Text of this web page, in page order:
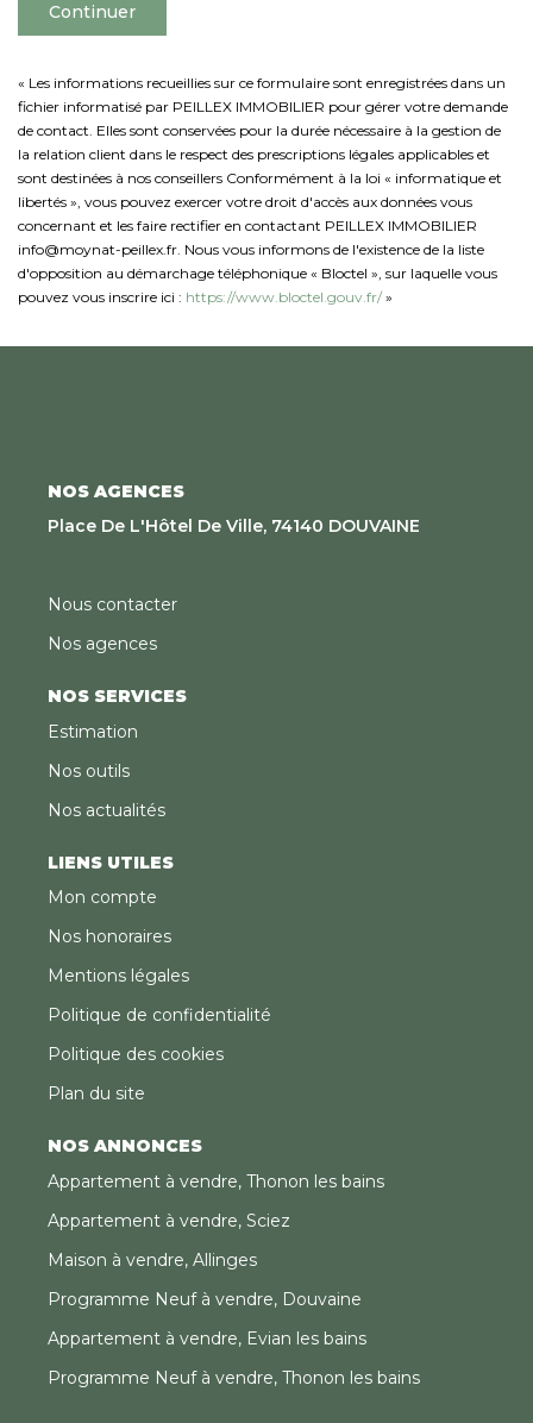
Continuer
« Les informations recueillies sur ce formulaire sont enregistrées dans un
fichier informatisé par PEILLEX IMMOBILIER pour gérer votre demande
de contact. Elles sont conservées pour la durée nécessaire à la gestion de
la relation client dans le respect des prescriptions légales applicables et
sont destinées à nos conseillers Conformément à la loi « informatique et
libertés », vous pouvez exercer votre droit d'accès aux données vous
concernant et les faire rectifier en contactant PEILLEX IMMOBILIER
info@moynat-peillex.fr. Nous vous informons de l'existence de la liste
d'opposition au démarchage téléphonique « Bloctel », sur laquelle vous
pouvez vous inscrire ici : https://www.bloctel.gouv.fr/ »
NOS AGENCES
Place De L'Hôtel De Ville, 74140 DOUVAINE
Nous contacter
Nos agences
NOS SERVICES
Estimation
Nos outils
Nos actualités
LIENS UTILES
Mon compte
Nos honoraires
Mentions légales
Politique de confidentialité
Politique des cookies
Plan du site
NOS ANNONCES
Appartement à vendre, Thonon les bains
Appartement à vendre, Sciez
Maison à vendre, Allinges
Programme Neuf à vendre, Douvaine
Appartement à vendre, Evian les bains
Programme Neuf à vendre, Thonon les bains